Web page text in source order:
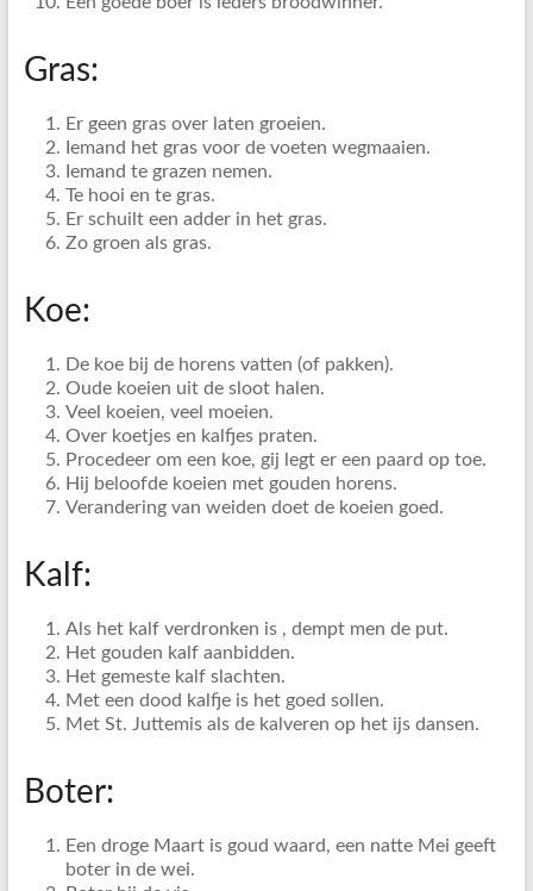
Gras:
Er geen gras over laten groeien.
Iemand het gras voor de voeten wegmaaien.
Iemand te grazen nemen.
Te hooi en te gras.
Er schuilt een adder in het gras.
Zo groen als gras.
Koe:
De koe bij de horens vatten (of pakken).
Oude koeien uit de sloot halen.
Veel koeien, veel moeien.
Over koetjes en kalfjes praten.
Procedeer om een koe, gij legt er een paard op toe.
Hij beloofde koeien met gouden horens.
Verandering van weiden doet de koeien goed.
Kalf:
Als het kalf verdronken is , dempt men de put.
Het gouden kalf aanbidden.
Het gemeste kalf slachten.
Met een dood kalfje is het goed sollen.
Met St. Juttemis als de kalveren op het ijs dansen.
Boter:
Een droge Maart is goud waard, een natte Mei geeft
boter in de wei.